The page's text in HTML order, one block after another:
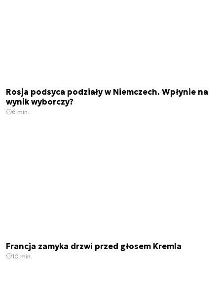
Rosja podsyca podziały w Niemczech. Wpłynie na
wynik wyborczy?
6 min.
Francja zamyka drzwi przed głosem Kremla
10 min.